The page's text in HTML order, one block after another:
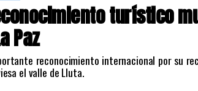
turístico
Paz
reconocimiento internacional por su
el valle de Lluta.